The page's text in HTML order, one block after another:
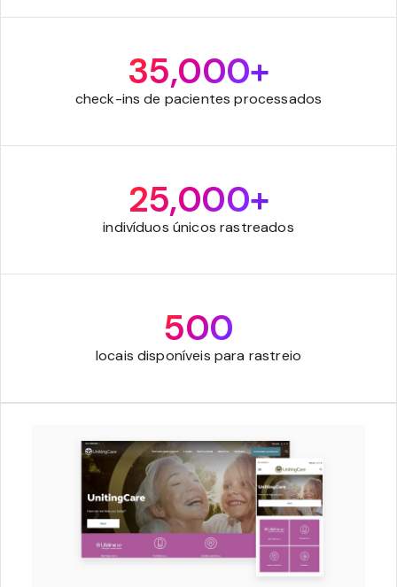
35,000+
check-ins de pacientes processados
25,000+
indivíduos únicos rastreados
500
locais disponíveis para rastreio